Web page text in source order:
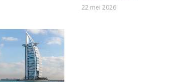
22 mei 2026